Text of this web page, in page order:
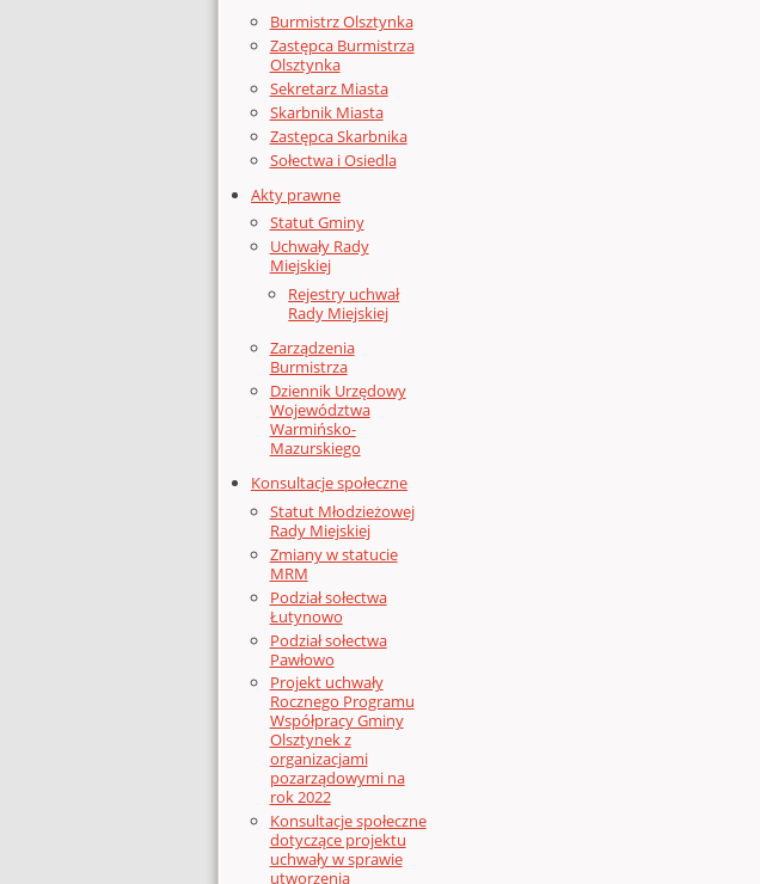
Burmistrz Olsztynka
Zastępca Burmistrza
Olsztynka
Sekretarz Miasta
Skarbnik Miasta
Zastępca Skarbnika
Sołectwa i Osiedla
Akty prawne
Statut Gminy
Uchwały Rady
Miejskiej
Rejestry uchwał
Rady Miejskiej
Zarządzenia
Burmistrza
Dziennik Urzędowy
Województwa
Warmińsko-
Mazurskiego
Konsultacje społeczne
Statut Młodzieżowej
Rady Miejskiej
Zmiany w statucie
MRM
Podział sołectwa
Łutynowo
Podział sołectwa
Pawłowo
Projekt uchwały
Rocznego Programu
Współpracy Gminy
Olsztynek z
organizacjami
pozarządowymi na
rok 2022
Konsultacje społeczne
dotyczące projektu
uchwały w sprawie
utworzenia